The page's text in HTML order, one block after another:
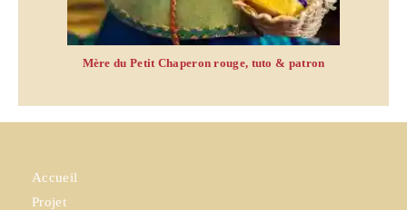
Mère du Petit Chaperon rouge, tuto & patron
Accueil
Projet